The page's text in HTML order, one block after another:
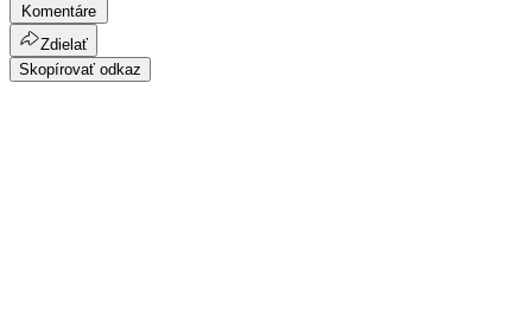
Komentáre
Zdielať
Skopírovať odkaz